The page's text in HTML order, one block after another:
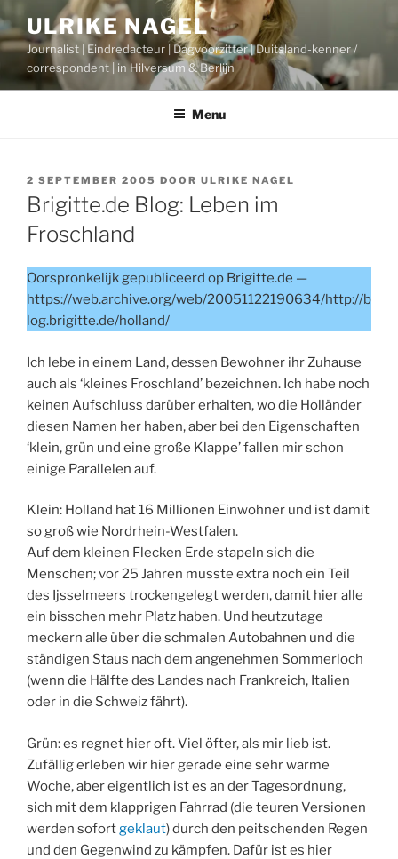
naar
de
inhoud
ULRIKE NAGEL
Journalist | Eindredacteur | Dagvoorzitter | Duitsland-kenner /
correspondent | in Hilversum & Berlijn
Menu
GEPLAATST
OP
2 SEPTEMBER 2005 DOOR ULRIKE NAGEL
Brigitte.de Blog: Leben im
Froschland
Oorspronkelijk gepubliceerd op Brigitte.de —
https://web.archive.org/web/20051122190634/http://b
log.brigitte.de/holland/
Ich lebe in einem Land, dessen Bewohner ihr Zuhause
auch als ‘kleines Froschland’ bezeichnen. Ich habe noch
keinen Aufschluss darüber erhalten, wo die Holländer
diesen Namen her haben, aber bei den Eigenschaften
‘klein, grün und eine große Klappe’ fallen mir schon
einige Parallelen auf.
Klein: Holland hat 16 Millionen Einwohner und ist damit
so groß wie Nordrhein-Westfalen.
Auf dem kleinen Flecken Erde stapeln sich die
Menschen; vor 25 Jahren musste extra noch ein Teil
des Ijsselmeers trockengelegt werden, damit hier alle
ein bisschen mehr Platz haben. Und heutzutage
meckern alle über die schmalen Autobahnen und die
ständigen Staus nach dem angenehmen Sommerloch
(wenn die Hälfte des Landes nach Frankreich, Italien
oder in die Schweiz fährt).
Grün: es regnet hier oft. Viel öfter, als mir lieb ist.
Zufällig erleben wir hier gerade eine sehr warme
Woche, aber eigentlich ist es an der Tagesordnung,
sich mit dem klapprigen Fahrrad (die teuren Versionen
werden sofortgeklaut) durch den peitschenden Regen
und den Gegenwind zu kämpfen. Dafür ist es hier